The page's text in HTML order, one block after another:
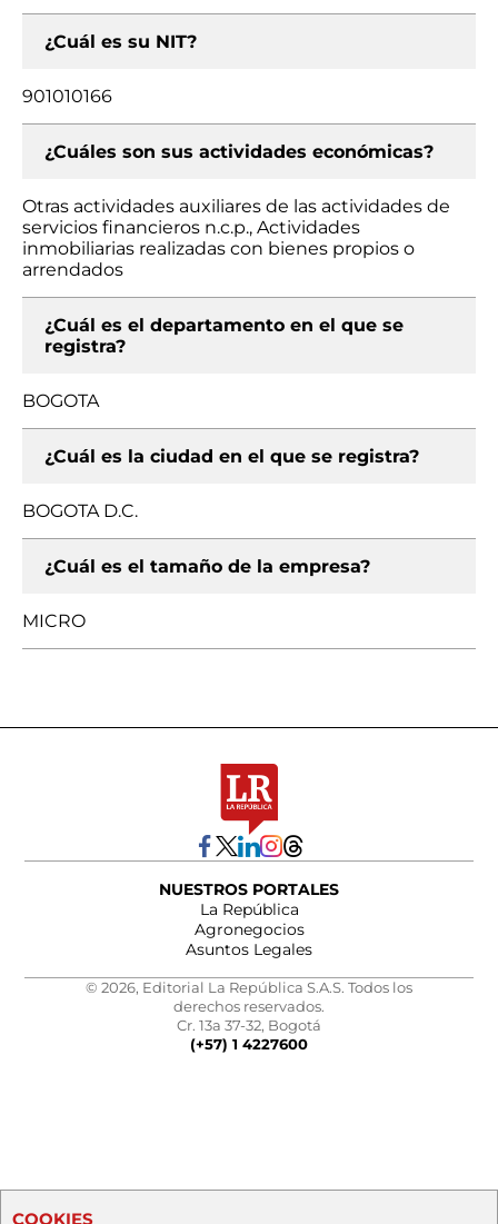
¿Cuál es su NIT?
901010166
¿Cuáles son sus actividades económicas?
Otras actividades auxiliares de las actividades de
servicios financieros n.c.p., Actividades
inmobiliarias realizadas con bienes propios o
arrendados
¿Cuál es el departamento en el que se
registra?
BOGOTA
¿Cuál es la ciudad en el que se registra?
BOGOTA D.C.
¿Cuál es el tamaño de la empresa?
MICRO
NUESTROS PORTALES
La República
Agronegocios
Asuntos Legales
© 2026, Editorial La República S.A.S. Todos los
derechos reservados.
Cr. 13a 37-32, Bogotá
(+57) 1 4227600
COOKIES